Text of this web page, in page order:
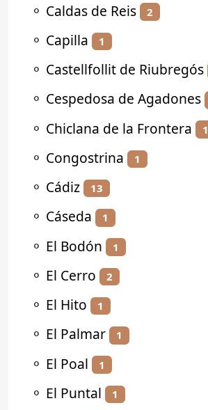
⚬ Caldas de Reis 2
⚬ Capilla 1
⚬ Castellfollit de Riubregós
⚬ Cespedosa de Agadones
⚬ Chiclana de la Frontera 1
⚬ Congostrina 1
⚬ Cádiz 13
⚬ Cáseda 1
⚬ El Bodón 1
⚬ El Cerro 2
⚬ El Hito 1
⚬ El Palmar 1
⚬ El Poal 1
⚬ El Puntal 1